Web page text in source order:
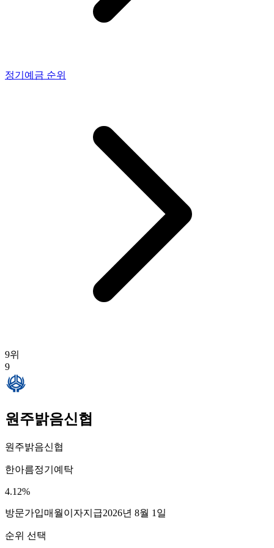
정기예금 순위
9위
9
원주밝음신협
원주밝음신협
한아름정기예탁
4.12%
방문가입매월이자지급2026년 8월 1일
순위 선택